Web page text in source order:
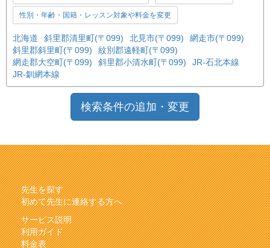
性別・年齢・国籍・レッスン対象や料金を変更
北海道 斜里郡清里町(〒099) 北見市(〒099)
網走市(〒099)
斜里郡斜里町(〒099)
紋別郡遠軽町(〒099)
網走郡大空町(〒099)
斜里郡小清水町(〒099)
JR-石北本線
JR-釧網本線
検索条件の追加・変更
先生を探す
初めて先生に連絡する方へ
サービス説明
利用ガイド
料金表